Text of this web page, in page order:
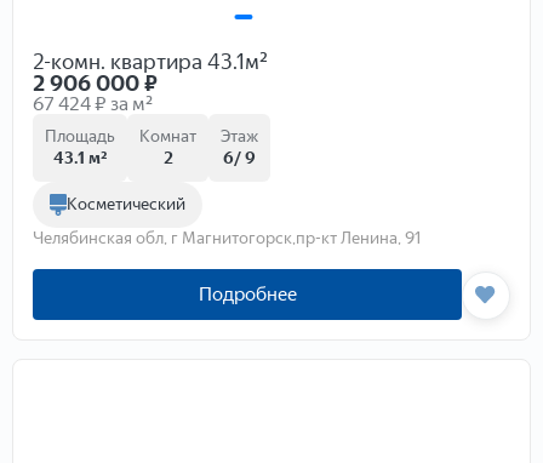
2-комн. квартира 43.1м²
2 906 000₽
67 424 ₽ за м²
Площадь
43.1 м²
Комнат
2
Этаж
6/ 9
Косметический
Челябинская обл, г Магнитогорск,пр-кт Ленина, 91
Подробнее